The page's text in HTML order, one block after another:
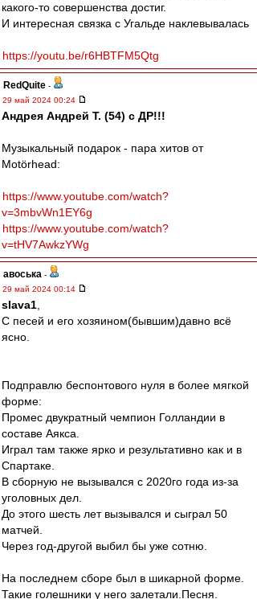
какого-то совершенства достиг.
И интересная связка с Угальде наклевывалась
https://youtu.be/r6HBTFM5Qtg
RedQuite -
29 май 2024 00:24
Андрея Андрей Т. (54) с ДР!!!
Музыкальный подарок - пара хитов от
Motörhead:
https://www.youtube.com/watch?
v=3mbvWn1EY6g
https://www.youtube.com/watch?
v=tHV7AwkzYWg
авоська -
29 май 2024 00:14
slava1
С песей и его хозяином(бывшим)давно всё
ясно.
Подправлю беспонтового нуля в более мягкой
форме:
Промес двукратный чемпион Голландии в
составе Аякса.
Играл там также ярко и результативно как и в
Спартаке.
В сборную не вызывался с 2020го года из-за
уголовных дел.
До этого шесть лет вызывался и сыграл 50
матчей.
Через год-другой выбил бы уже сотню.
На последнем сборе был в шикарной форме.
Такие голешники у него залетали.Песня.